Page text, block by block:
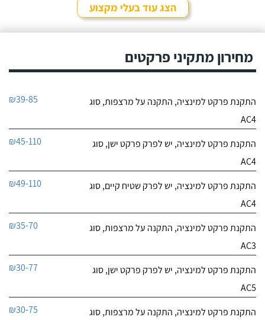
הצג עוד בעלי מקצוע
מחירון מתקיני פרקטים
התקנת פרקט למינציה, התקנה על מרצפות, סוג
AC4
₪39-85
התקנת פרקט למינציה, יש לפרק פרקט ישן, סוג
AC4
₪45-110
התקנת פרקט למינציה, יש לפרק שטיח קיים, סוג
AC4
₪49-110
התקנת פרקט למינציה, התקנה על מרצפות, סוג
AC3
₪35-70
התקנת פרקט למינציה, יש לפרק פרקט ישן, סוג
AC5
₪30-77
התקנת פרקט למינציה, התקנה על מרצפות, סוג
₪30-75